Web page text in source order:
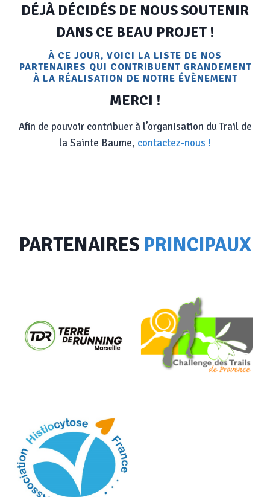
DÉJÀ DÉCIDÉS DE NOUS SOUTENIR
DANS CE BEAU PROJET !
À CE JOUR, VOICI LA LISTE DE NOS
PARTENAIRES QUI CONTRIBUENT GRANDEMENT
À LA RÉALISATION DE NOTRE ÉVÈNEMENT
MERCI !
Afin de pouvoir contribuer à l’organisation du Trail de
la Sainte Baume, contactez-nous !
PARTENAIRES PRINCIPAUX